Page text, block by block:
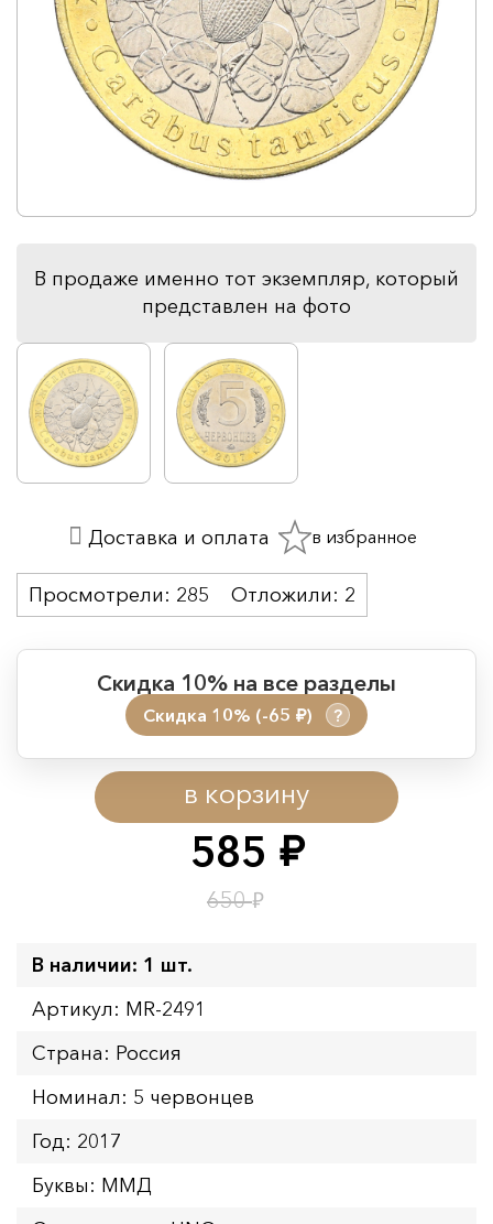
В продаже именно тот экземпляр, который
представлен на фото
585 руб.
650₽
в корзину
Скидка 10% на все разделы
Скидка 10% (-65 руб.) ?
Период действия акции:
Начало:
08.08.2026 00:01
Окончание:
09.08.2026 23:59
Время до окончания:
Просмотрели: 285 Отложили: 2
Доставка и оплата в избранное
В наличии: 1 шт.
Артикул: MR-2491
Страна: Россия
Номинал: 5 червонцев
Год: 2017
Буквы: ММД